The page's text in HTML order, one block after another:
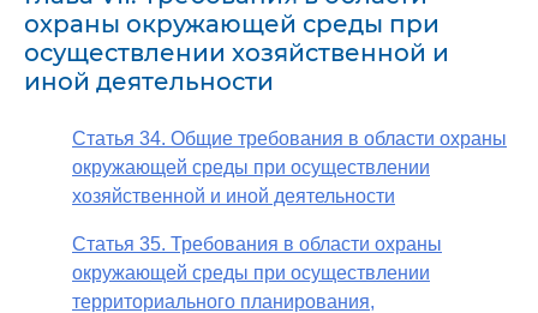
охраны окружающей среды при
осуществлении хозяйственной и
иной деятельности
Статья 34. Общие требования в области охраны
окружающей среды при осуществлении
хозяйственной и иной деятельности
Статья 35. Требования в области охраны
окружающей среды при осуществлении
территориального планирования,